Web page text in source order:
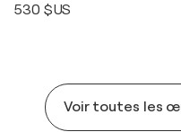
530 $US
Voir toutes les